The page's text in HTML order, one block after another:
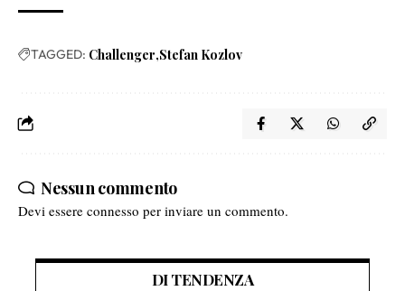
TAGGED: Challenger Stefan Kozlov
Nessun commento
Devi essere connesso per inviare un commento.
DI TENDENZA